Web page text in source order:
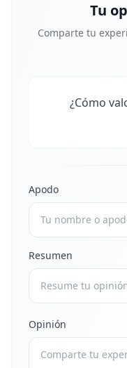
Tu
Comparte tu
¿Cómo
Apodo
Resumen
Opinión